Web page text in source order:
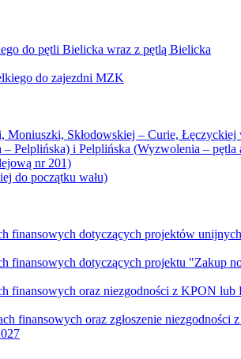
do pętli Bielicka wraz z pętlą Bielicka
do zajezdni MZK
Skłodowskiej – Curie, Łęczyckiej
Pelplińska) i Pelplińska (Wyzwolenia – pętla
nr 201)
do początku wału)
finansowych dotyczących projektów
dotyczących projektu "Zakup
finansowych oraz niezgodności z KPON
finansowych oraz zgłoszenie